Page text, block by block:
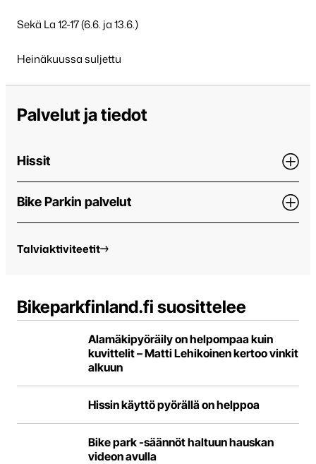
Sekä La 12-17 (6.6. ja 13.6.)
Heinäkuussa suljettu
Palvelut ja tiedot
Hissit
Bike Parkin palvelut
Talviaktiviteetit
Bikepark-
Bikeparkfinland.fi suosittelee
Alamäkipyöräily on helpompaa kuin
kuvittelit – Matti Lehikoinen kertoo vinkit
alkuun
Hissin käyttö pyörällä on helppoa
Bike park -säännöt haltuun hauskan
videon avulla